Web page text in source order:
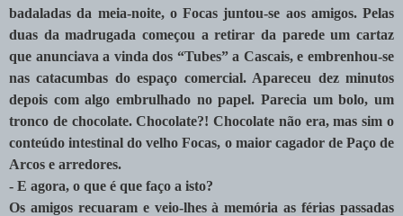
badaladas da meia-noite, o Focas juntou-se aos amigos. Pelas
duas da madrugada começou a retirar da parede um cartaz
que anunciava a vinda dos “Tubes” a Cascais, e embrenhou-se
nas catacumbas do espaço comercial. Apareceu dez minutos
depois com algo embrulhado no papel. Parecia um bolo, um
tronco de chocolate. Chocolate?! Chocolate não era, mas sim o
conteúdo intestinal do velho Focas, o maior cagador de Paço de
Arcos e arredores.
- E agora, o que é que faço a isto?
Os amigos recuaram e veio-lhes à memória as férias passadas